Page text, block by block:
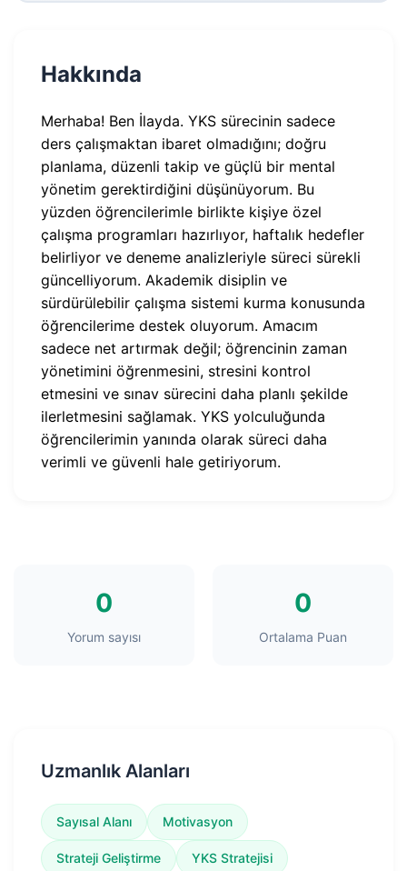
Hakkında
Merhaba! Ben İlayda. YKS sürecinin sadece
ders çalışmaktan ibaret olmadığını; doğru
planlama, düzenli takip ve güçlü bir mental
yönetim gerektirdiğini düşünüyorum. Bu
yüzden öğrencilerimle birlikte kişiye özel
çalışma programları hazırlıyor, haftalık hedefler
belirliyor ve deneme analizleriyle süreci sürekli
güncelliyorum. Akademik disiplin ve
sürdürülebilir çalışma sistemi kurma konusunda
öğrencilerime destek oluyorum. Amacım
sadece net artırmak değil; öğrencinin zaman
yönetimini öğrenmesini, stresini kontrol
etmesini ve sınav sürecini daha planlı şekilde
ilerletmesini sağlamak. YKS yolculuğunda
öğrencilerimin yanında olarak süreci daha
verimli ve güvenli hale getiriyorum.
0
Yorum sayısı
0
Ortalama Puan
Uzmanlık Alanları
Sayısal Alanı Motivasyon
Strateji Geliştirme YKS Stratejisi